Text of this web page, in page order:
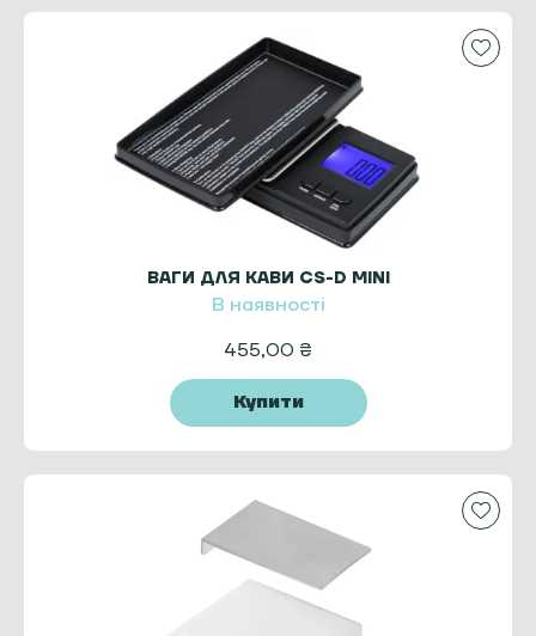
ВАГИ ДЛЯ КАВИ CS-D MINI
В наявності
455,00 ₴
Купити